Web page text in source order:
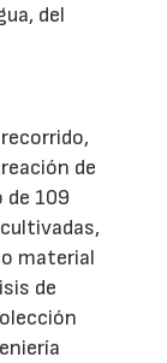
del
de
de 109
material
de